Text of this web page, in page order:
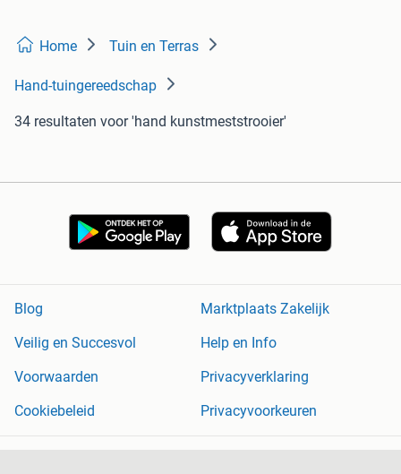
Home Tuin en Terras
Hand-tuingereedschap
34 resultaten voor 'hand kunstmeststrooier'
Blog
Marktplaats Zakelijk
Veilig en Succesvol
Help en Info
Voorwaarden
Privacyverklaring
Cookiebeleid
Privacyvoorkeuren